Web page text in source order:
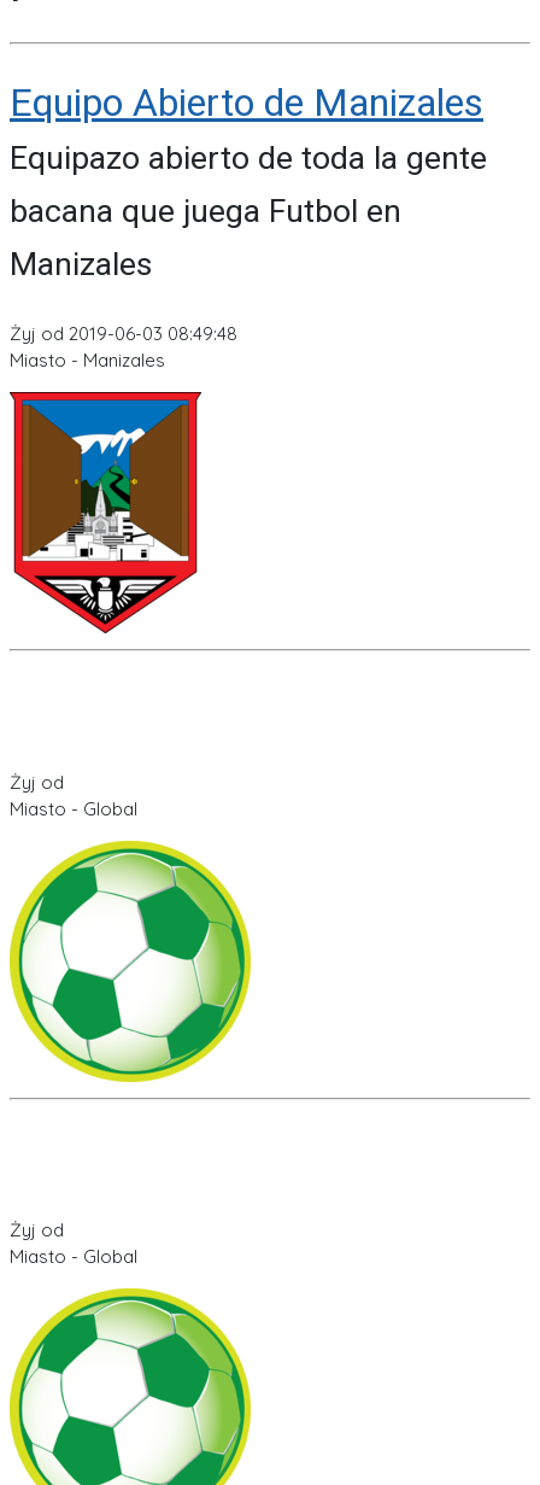
Equipo Abierto de Manizales
Equipazo abierto de toda la gente
bacana que juega Futbol en
Manizales
Żyj od 2019-06-03 08:49:48
Miasto - Manizales
Żyj od
Miasto - Global
Żyj od
Miasto - Global